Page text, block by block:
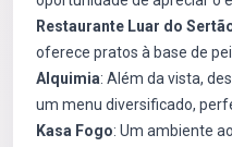
Restaurante Luar do
oferece pratos à base de
Alquimia: Além da vista,
um menu diversificado,
Kasa Fogo: Um ambiente